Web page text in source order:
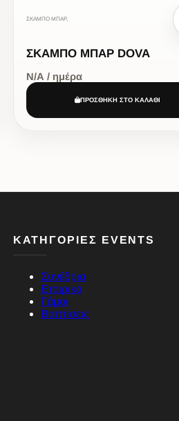
ΣΚΑΜΠΟ ΜΠΑΡ,
ΣΚΑΜΠΟ ΜΠΑΡ DOVA
Ν/Α / ημέρα
ΠΡΟΣΘΗΚΗ ΣΤΟ ΚΑΛΑΘΙ
ΚΑΤΗΓΟΡΙΕΣ EVENTS
Συνέδρια
Εταιρικά
Γάμοι
Βαπτίσεις